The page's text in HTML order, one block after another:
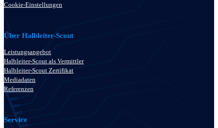
Cookie-Einstellungen
Über Halbleiter-Scout
Leistungsangebot
Halbleiter-Scout als Vermittler
Halbleiter-Scout Zertifikat
Mediadaten
Referenzen
Service